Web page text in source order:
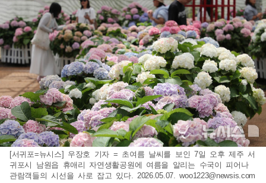
[서귀포=뉴시스] 우장호 기자 = 초여름 날씨를 보인 7일 오후 제주 서
귀포시 남원읍 휴애리 자연생활공원에 여름을 알리는 수국이 피어나
관람객들의 시선을 사로 잡고 있다. 2026.05.07.woo1223@newsis.com